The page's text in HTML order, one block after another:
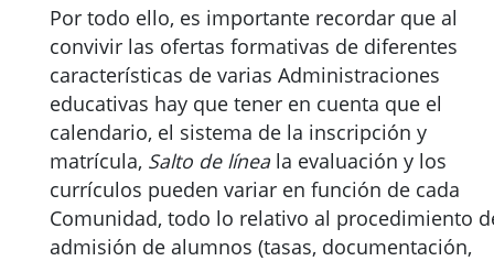
Por todo ello, es importante recordar que al
convivir las ofertas formativas de diferentes
características de varias Administraciones
educativas hay que tener en cuenta que el
calendario, el sistema de la inscripción y
matrícula, Salto de línea la evaluación y los
currículos pueden variar en función de cada
Comunidad, todo lo relativo al procedimiento
admisión de alumnos (tasas, documentación,